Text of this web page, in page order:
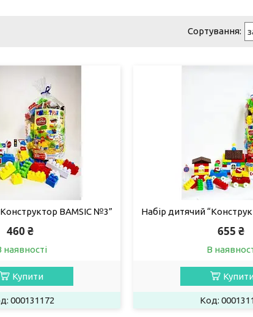
BAMSIC №3”
460 ₴
наявності
Купити
000131172
Набір дитячий
655 ₴
В